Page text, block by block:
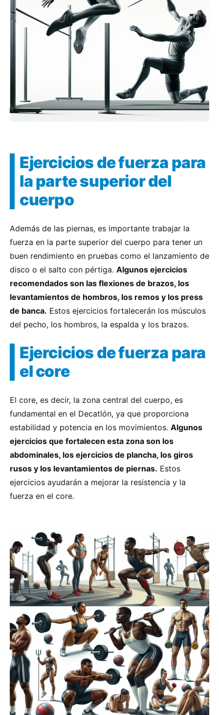
Ejercicios de fuerza para
la parte superior del
cuerpo
Además de las piernas, es importante trabajar la
fuerza en la parte superior del cuerpo para tener un
buen rendimiento en pruebas como el lanzamiento de
disco o el salto con pértiga. Algunos ejercicios
recomendados son las flexiones de brazos, los
levantamientos de hombros, los remos y los press
de banca. Estos ejercicios fortalecerán los músculos
del pecho, los hombros, la espalda y los brazos.
Ejercicios de fuerza para
el core
El core, es decir, la zona central del cuerpo, es
fundamental en el Decatlón, ya que proporciona
estabilidad y potencia en los movimientos. Algunos
ejercicios que fortalecen esta zona son los
abdominales, los ejercicios de plancha, los giros
rusos y los levantamientos de piernas. Estos
ejercicios ayudarán a mejorar la resistencia y la
fuerza en el core.